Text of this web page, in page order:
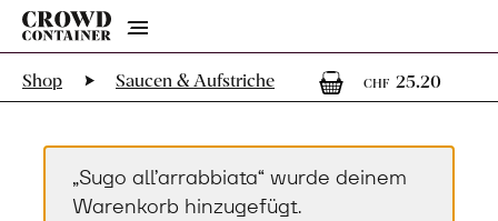
Menu
Shop Saucen & Aufstriche
CHF 25.201
„Sugo all’arrabbiata“ wurde deinem
Warenkorb hinzugefügt.